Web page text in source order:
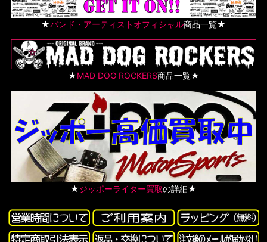
★バンド・アーティストオフィシャル商品一覧★
★MAD DOG ROCKERS商品一覧★
★ジッポーライター買取の詳細★